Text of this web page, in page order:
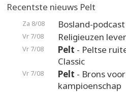
Recentste nieuws Pelt
Za 8/08 Bosland-
Vr 7/08 Religieuzen
Vr 7/08 Pelt - Peltse
Classic
Vr 7/08 Pelt - Brons
kampioenschap